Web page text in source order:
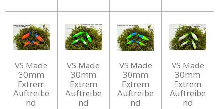
VS Made
30mm
Extrem
Auftreibe
nd
VS Made
30mm
Extrem
Auftreibe
nd
VS Made
30mm
Extrem
Auftreibe
nd
VS Made
30mm
Extrem
Auftreibe
nd